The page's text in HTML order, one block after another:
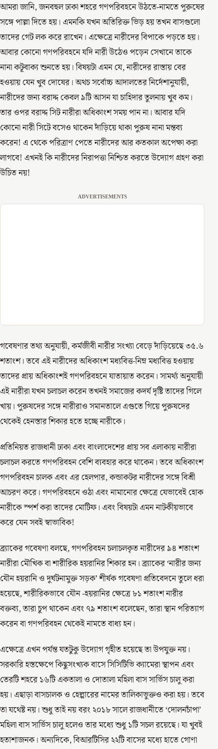
আমরা জানি, জনবহুল ঢাকা শহরে গণপরিবহনে উঠতে-নামতে পুরুষের
সঙ্গে পাল্লা দিতে হয়। এমনকি যখন অতিরিক্ত ভিড় হয় তখন বাসগুলো
তাদের গেট লক করে রাখেন। এক্ষেত্রে নারীদের বিপাকে পড়তে হয়।
আবার কোনো গণপরিবহনে যদি নারী উঠেও পড়েন সেখানে তাকে
নানা কটূবাক্য শুনতে হয়। বিষয়টা এমন যে, নারীদের রাস্তায় বের
হওয়ায় যেন খুব দোষের। অথচ সর্বোচ্চ আদালতের নির্দেশানুযায়ী,
নারীদের জন্য বরাদ্দ কেবল ৯টি আসন যা চাহিদার তুলনায় খুব কম।
তার ওপর বরাদ্দ সিট নারীরা অধিকাংশ সময় পান না। আবার যদি
কোনো নারী সিটে বসেও থাকেন দাঁড়িয়ে থাকা পুরুষ নানা মন্তব্য
করেন! এ থেকে পরিত্রাণ পেতে নারীদের আর কতকাল অপেক্ষা করা
লাগবে! এখনই কি নারীদের নিরাপত্তা নিশ্চিত করতে উদ্যোগ গ্রহণ করা
উচিত নয়!
ADVERTISEMENTS
গবেষণার তথ্য অনুযায়ী, কর্মজীবী নারীর সংখ্যা বেড়ে দাঁড়িয়েছে ৩৫.৬
শতাংশ। তবে এই নারীদের অধিকাংশ মধ্যবিত্ত-নিম্ন মধ্যবিত্ত হওয়ায়
তাদের প্রায় অধিকাংশই গণপরিবহনে যাতায়াত করেন। সামর্থ্য অনুযায়ী
এই নারীরা যখন চলাচল করেন তখনই সমাজের কদর্য দৃষ্টি তাদের গিলে
খায়। পুরুষদের সঙ্গে নারীরাও সমানতালে এগুতে গিয়ে পুরুষদের
থেকেই হেনস্তার শিকার হতে হচ্ছে নারীকে।
প্রতিনিয়ত রাজধানী ঢাকা এবং বাংলাদেশের প্রায় সব এলাকায় নারীরা
চলাচল করতে গণপরিবহন বেশি ব্যবহার করে থাকেন। তবে অধিকাংশ
গণপরিবহন চালক এবং এর হেলপার, কন্ডাকটর নারীদের সঙ্গে বিশ্রী
আচরণ করে। গণপরিবহনে ওঠা এবং নামানোর ক্ষেত্রে যেভাবেই হোক
নারীকে স্পর্শ করা তাদের মোটিফ। এবং বিষয়টা এমন নাটকীয়ভাবে
করে যেন সবই স্বাভাবিক!
ব্র্যাকের গবেষণা বলছে, গণপরিবহন চলাচলকৃত নারীদের ৯৪ শতাংশ
নারীরা মৌখিক বা শারীরিক হয়রানির শিকার হন। ব্র্যাকের ‘নারীর জন্য
যৌন হয়রানি ও দুর্ঘটনামুক্ত সড়ক’ শীর্ষক গবেষণা প্রতিবেদনে তুলে ধরা
হয়েছে, শারীরিকভাবে যৌন -হয়রানির ক্ষেত্রে ৮১ শতাংশ নারীর
বক্তব্য, তারা চুপ থাকেন এবং ৭৯ শতাংশ বলেছেন, তারা স্থান পরিত্যাগ
করেন বা গণপরিবহন থেকেই নামতে বাধ্য হন।
এক্ষেত্রে এখন পর্যন্ত যতটুকু উদ্যোগ গৃহীত হয়েছে তা উপযুক্ত নয়।
সরকারি হস্তক্ষেপে কিছুসংখ্যক বাসে সিসিটিভি ক্যামেরা স্থাপন এবং
তেরটি শহরে ১৬টি একতালা ও দোতালা মহিলা বাস সার্ভিস চালু করা
হয়। এছাড়া বাসচালক ও হেল্পারের নামের তালিকাভুক্তও করা হয়। তবে
তা যথেষ্ট নয়। শুধু তাই নয় বরং ২০১৮ সালে রাজধানীতে ‘দোলনচাঁপা’
মহিলা বাস সার্ভিস চালু হলেও তার মধ্যে শুধু ১টি সচল রয়েছে। যা খুবই
হতাশাজনক। অন্যদিকে, বিআরটিসির ২২টি বাসের মধ্যে হাতে গোণা